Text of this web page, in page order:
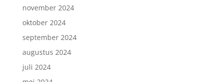
november 2024
oktober 2024
september 2024
augustus 2024
juli 2024